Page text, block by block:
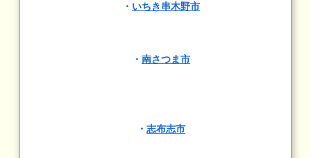
・ いちき串木野市
・ 南さつま市
・ 志布志市